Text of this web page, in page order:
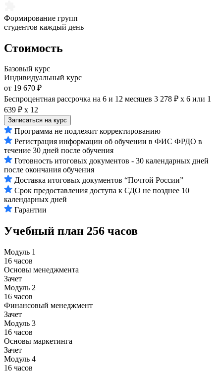
Формирование групп
студентов каждый день
Стоимость
Базовый курс
Индивидуальный курс
от 19 670 ₽
Беспроцентная рассрочка на 6 и 12 месяцев 3 278 ₽ х 6 или 1
639 ₽ х 12
Записаться на курс
Программа не подлежит корректированию
Регистрация информации об обучении в ФИС ФРДО в
течение 30 дней после обучения
Готовность итоговых документов - 30 календарных дней
после окончания обучения
Доставка итоговых документов “Почтой России”
Срок предоставления доступа к СДО не позднее 10
календарных дней
Гарантии
Учебный план 256 часов
Модуль 1
16 часов
Основы менеджмента
Зачет
Модуль 2
16 часов
Финансовый менеджмент
Зачет
Модуль 3
16 часов
Основы маркетинга
Зачет
Модуль 4
16 часов